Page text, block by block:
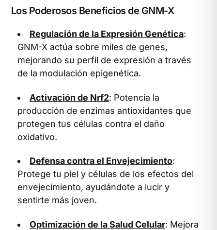
Los Poderosos Beneficios de GNM-X
Regulación de la Expresión Genética:
GNM-X actúa sobre miles de genes,
mejorando su perfil de expresión a través
de la modulación epigenética.
Activación de Nrf2: Potencia la
producción de enzimas antioxidantes que
protegen tus células contra el daño
oxidativo.
Defensa contra el Envejecimiento:
Protege tu piel y células de los efectos del
envejecimiento, ayudándote a lucir y
sentirte más joven.
Optimización de la Salud Celular: Mejora